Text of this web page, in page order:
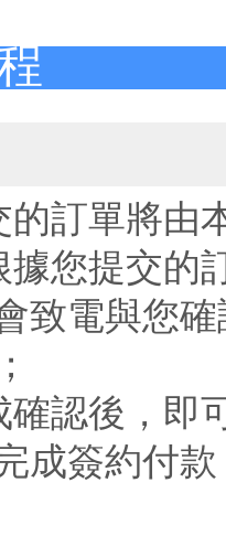
的訂單將
據您提交
致電與您
確認後，
成簽約付